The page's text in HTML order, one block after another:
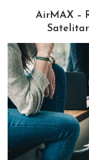
AirMAX –